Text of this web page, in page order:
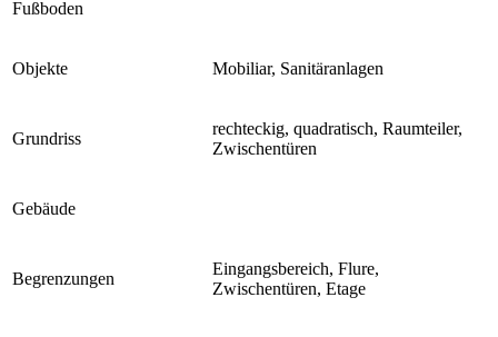
Fußboden
Objekte Mobiliar, Sanitäranlagen
Grundriss
rechteckig, quadratisch, Raumteiler,
Zwischentüren
Gebäude
Begrenzungen
Eingangsbereich, Flure,
Zwischentüren, Etage